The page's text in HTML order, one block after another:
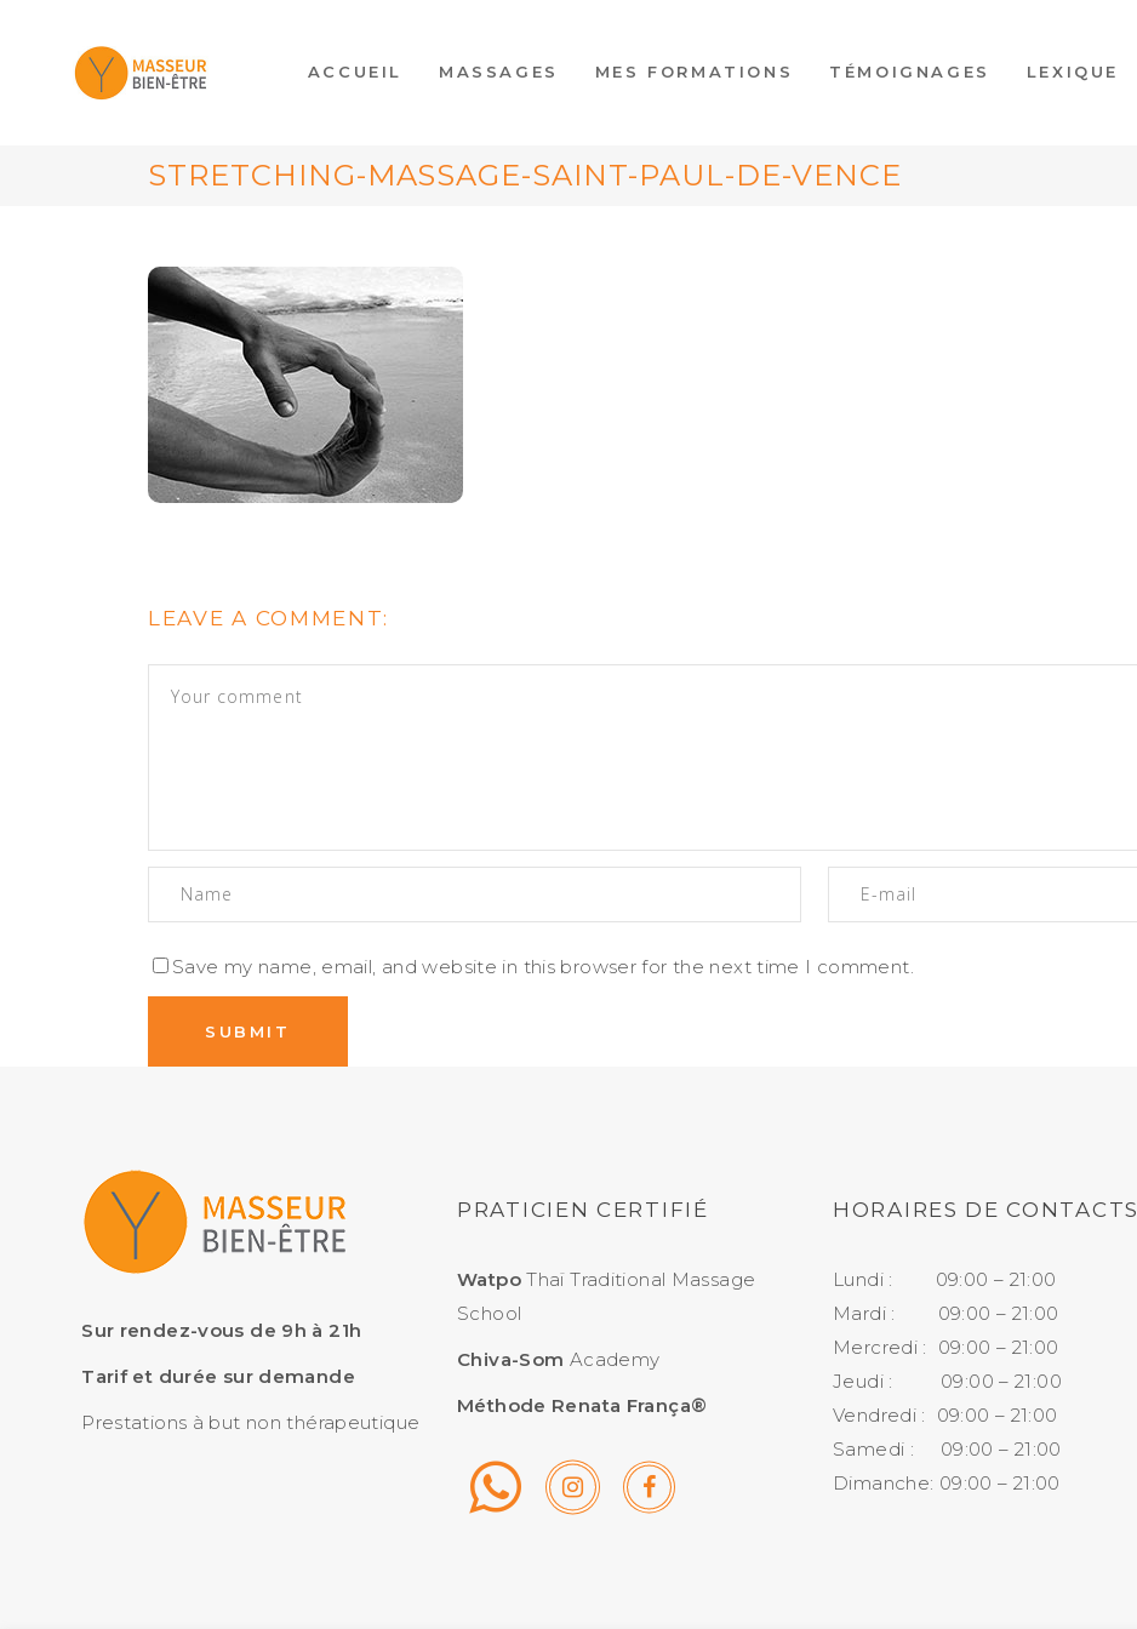
ACCUEIL MASSAGES MES FORMATIONS TÉMOIGNAGES LEXIQUE
STRETCHING-MASSAGE-SAINT-PAUL-DE-VENCE
LEAVE A COMMENT:
Save my name, email, and website in this browser for the next time I comment.
Sur rendez-vous de 9h à 21h
Tarif et durée sur demande
Prestations à but non thérapeutique
PRATICIEN CERTIFIÉ
WatpoThaï Traditional Massage
School
Chiva-Som Academy
Méthode Renata França®
HORAIRES DE CONTACTS
Lundi : 09:00 – 21:00
Mardi : 09:00 – 21:00
Mercredi : 09:00 – 21:00
Jeudi : 09:00 – 21:00
Vendredi : 09:00 – 21:00
Samedi : 09:00 – 21:00
Dimanche: 09:00 – 21:00